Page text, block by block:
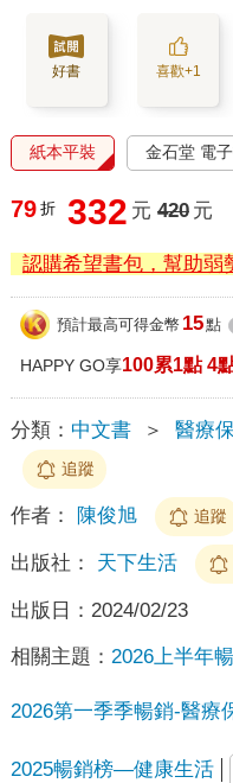
好書 喜歡+1
紙本平裝 金石堂 電
79 折 332 元 420 元
認購希望書包，幫助弱
預計最高可得金幣 15點
HAPPY GO享100累1點 4
分類： 中文書 ＞ 醫療
追蹤
作者： 陳俊旭 追蹤
出版社： 天下生活
出版日： 2024/02/23
相關主題： 2026上半年
2026第一季季暢銷-醫療
2025暢銷榜—健康生活